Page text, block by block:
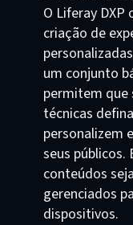
O Liferay DXP
criação de
um conjunto
permitem que
técnicas
personalizem
seus
conteúdos
gerenciados
dispositivos.